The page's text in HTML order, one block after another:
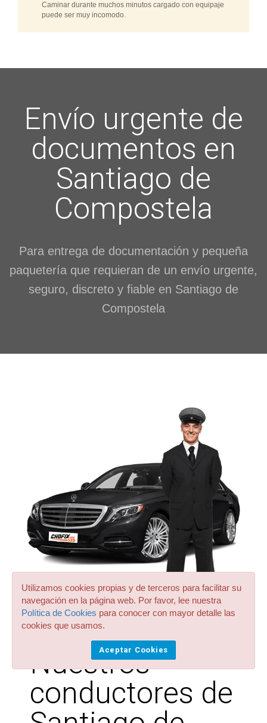
Caminar durante muchos minutos cargado con equipaje
puede ser muy incomodo.
Envío urgente de
documentos en
Santiago de
Compostela
Para entrega de documentación y pequeña
paquetería que requieran de un envío urgente,
seguro, discreto y fiable en Santiago de
Compostela
Nuestros
conductores de
Utilizamos cookies propias y de terceros para facilitar su
navegación en la página web. Por favor, lee nuestra
Política de Cookies para conocer con mayor detalle las
cookies que usamos.
Aceptar Cookies